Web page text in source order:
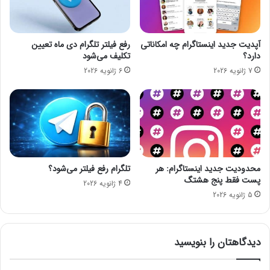
مجله خبری mydtc
واتس‌اپ
ر
ش
ی
م
و
ی
ن
آ
م
د
ه
م
ی‌
ش
د
؛
م
ر
ی
ا
آپدیت جدید اینستاگرام چه امکاناتی
دارد؟
7 ژانویه 2026
رفع فیلتر تلگرام دی‌ ماه تعیین
تکلیف می‌شود
6 ژانویه 2026
محدودیت جدید اینستاگرام: هر
پست فقط پنج هشتگ
5 ژانویه 2026
تلگرام رفع فیلتر می‌شود؟
4 ژانویه 2026
دیدگاهتان را بنویسید